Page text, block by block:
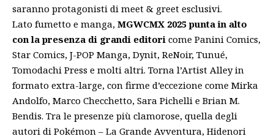
saranno protagonisti di meet & greet esclusivi.
Lato fumetto e manga, MGWCMX 2025 punta in alto
con la presenza di grandi editori come Panini Comics,
Star Comics, J-POP Manga, Dynit, ReNoir, Tunué,
Tomodachi Press e molti altri. Torna l’Artist Alley in
formato extra-large, con firme d’eccezione come Mirka
Andolfo, Marco Checchetto, Sara Pichelli e Brian M.
Bendis. Tra le presenze più clamorose, quella degli
autori di Pokémon – La Grande Avventura, Hidenori